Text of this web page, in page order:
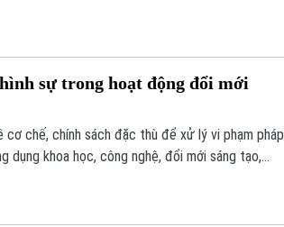
sự trong hoạt động đổi mới
chế, chính sách đặc thù để xử lý vi phạm pháp
dụng khoa học, công nghệ, đổi mới sáng tạo,